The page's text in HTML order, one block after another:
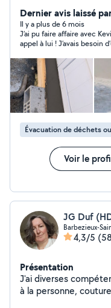
l'espace vert , petite maçonnerie, taille de haie ,tonte
,évacuation des
Dernier avis laissé
Il y a plus de 6 mois
J’ai pu faire affaire avec
appel à lui ! J’avais besoin
Kevin a gérer ! Merci kevin
Évacuation de déchets
Voir le
JG Duf
Barbezieux-
4,3/5
Présentation
J'ai diverses
à la personne,